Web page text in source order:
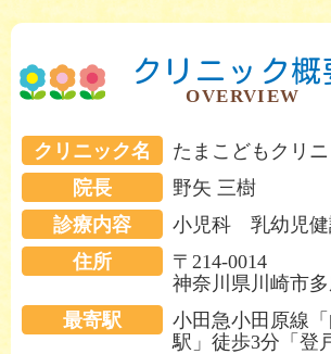
クリニック概
OVERVIEW
クリニック名
たまこどもクリニ
院長
野矢 三樹
診療内容
小児科 乳幼児
住所
〒214-0014
神奈川県川崎市
最寄駅
小田急小田原線
駅」徒歩3分「登